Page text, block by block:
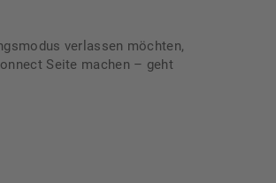
verlassen möchten,
Seite machen – geht